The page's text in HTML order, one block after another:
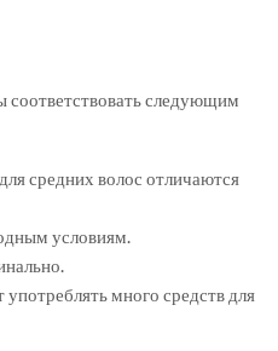
следующим
средних волос отличаются
условиям.
много средств для